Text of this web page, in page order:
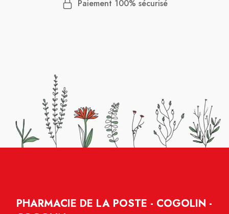
Paiement 100% sécurisé
PHARMACIE DE LA POSTE - COGOLIN -